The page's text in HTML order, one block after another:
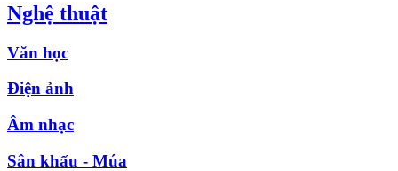
Nghệ thuật
Văn học
Điện ảnh
Âm nhạc
Sân khấu - Múa